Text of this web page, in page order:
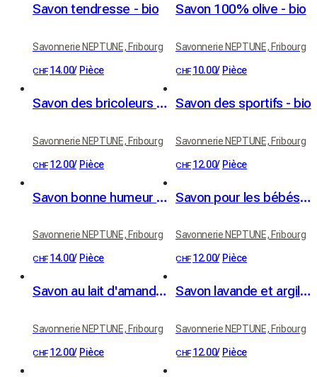
Savon tendresse - bio
Savonnerie NEPTUNE, Fribourg
CHF 14.00/ Pièce
Savon 100% olive - bio
Savonnerie NEPTUNE, Fribourg
CHF 10.00/ Pièce
Savon des bricoleurs - bio
Savonnerie NEPTUNE, Fribourg
CHF 12.00/ Pièce
Savon des sportifs - bio
Savonnerie NEPTUNE, Fribourg
CHF 12.00/ Pièce
Savon bonne humeur - bio
Savonnerie NEPTUNE, Fribourg
CHF 14.00/ Pièce
Savon pour les bébés - bio
Savonnerie NEPTUNE, Fribourg
CHF 12.00/ Pièce
Savon au lait d'amande - bio
Savonnerie NEPTUNE, Fribourg
CHF 12.00/ Pièce
Savon lavande et argile blanche - bio
Savonnerie NEPTUNE, Fribourg
CHF 12.00/ Pièce